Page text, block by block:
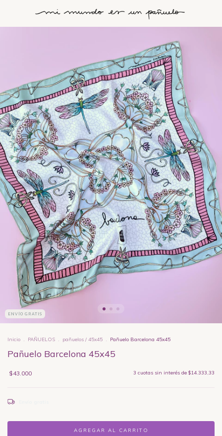
ENVÍO GRATIS
Inicio . PAÑUELOS . pañuelos / 45x45 . Pañuelo Barcelona 45x45
Pañuelo Barcelona 45x45
$43.000 3 cuotas sin interés de $14.333,33